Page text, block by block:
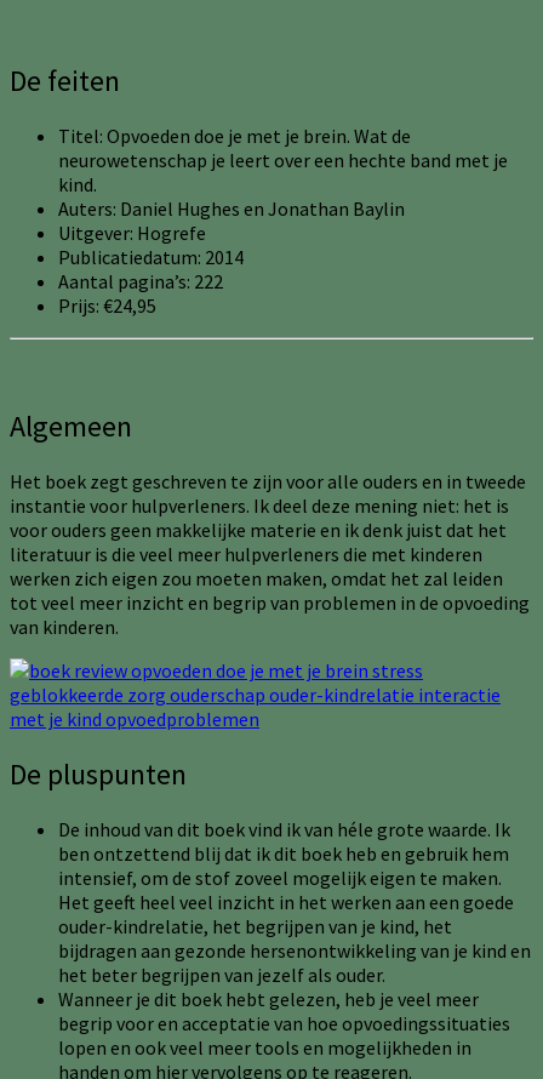
De feiten
Titel: Opvoeden doe je met je brein. Wat de
neurowetenschap je leert over een hechte band met je
kind.
Auters: Daniel Hughes en Jonathan Baylin
Uitgever: Hogrefe
Publicatiedatum: 2014
Aantal pagina’s: 222
Prijs: €24,95
Algemeen
Het boek zegt geschreven te zijn voor alle ouders en in tweede
instantie voor hulpverleners. Ik deel deze mening niet: het is
voor ouders geen makkelijke materie en ik denk juist dat het
literatuur is die veel meer hulpverleners die met kinderen
werken zich eigen zou moeten maken, omdat het zal leiden
tot veel meer inzicht en begrip van problemen in de opvoeding
van kinderen.
De pluspunten
De inhoud van dit boek vind ik van héle grote waarde. Ik
ben ontzettend blij dat ik dit boek heb en gebruik hem
intensief, om de stof zoveel mogelijk eigen te maken.
Het geeft heel veel inzicht in het werken aan een goede
ouder-kindrelatie, het begrijpen van je kind, het
bijdragen aan gezonde hersenontwikkeling van je kind en
het beter begrijpen van jezelf als ouder.
Wanneer je dit boek hebt gelezen, heb je veel meer
begrip voor en acceptatie van hoe opvoedingssituaties
lopen en ook veel meer tools en mogelijkheden in
handen om hier vervolgens op te reageren.